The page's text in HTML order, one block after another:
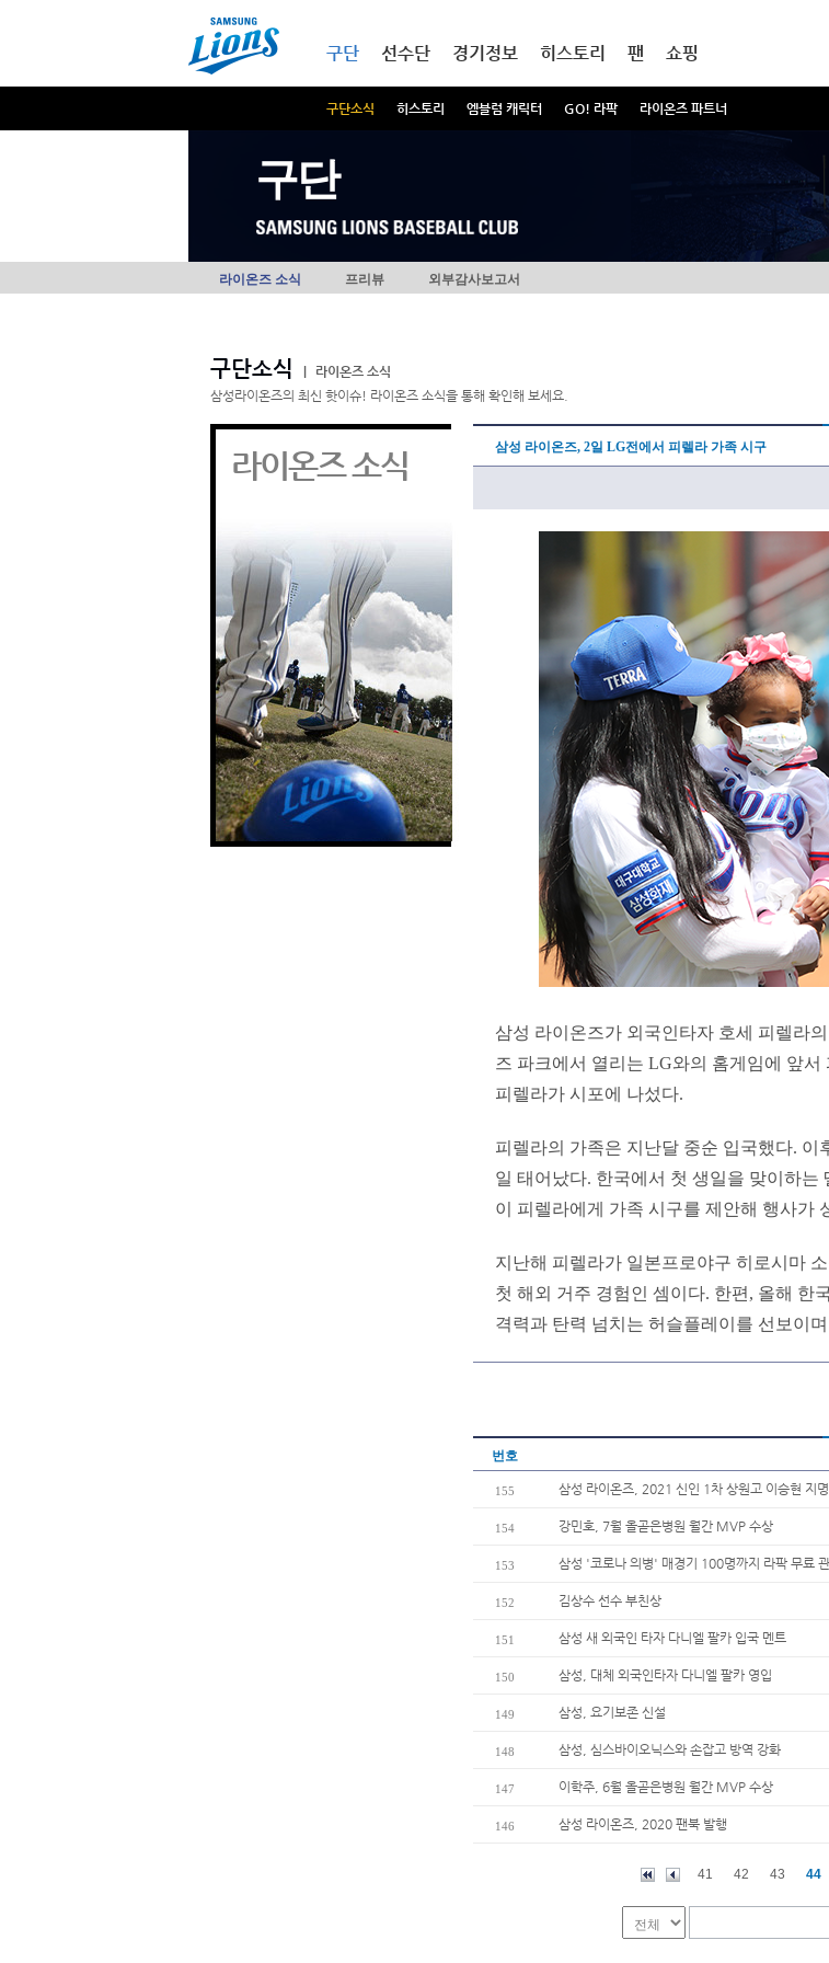
구단
구단소식 히스토리 엠블럼 캐릭터 GO! 라팍 라이온즈 파트너
선수단 경기정보 히스토리 팬 쇼핑
구단
라이온즈 소식 프리뷰 외부감사보고서
구단소식
라이온즈 소식
삼성라이온즈의 최신 핫이슈! 라이온즈 소식을 통해 확인해 보세요.
라이온즈 소식 삼성 라이온즈, 2일 LG전에서 피렐라 가족 시구
삼성 라이온즈가 외국인타자 호세 피렐라
즈 파크에서 열리는 LG와의 홈게임에 앞
피렐라가 시포에 나섰다.
피렐라의 가족은 지난달 중순 입국했다. 이
일 태어났다. 한국에서 첫 생일을 맞이하는
이 피렐라에게 가족 시구를 제안해 행사가
지난해 피렐라가 일본프로야구 히로시마
첫 해외 거주 경험인 셈이다. 한편, 올해 한
격력과 탄력 넘치는 허슬플레이를 선보이
번호
155 삼성 라이온즈, 2021 신인 1차 상원고 이승현 지명
154 강민호, 7월 올곧은병원 월간 MVP 수상
153 삼성 '코로나 의병' 매경기 100명까지 라팍 무료
152 김상수 선수 부친상
151 삼성 새 외국인 타자 다니엘 팔카 입국 멘트
150 삼성, 대체 외국인타자 다니엘 팔카 영입
149 삼성, 요기보존 신설
148 삼성, 심스바이오닉스와 손잡고 방역 강화
147 이학주, 6월 올곧은병원 월간 MVP 수상
146 삼성 라이온즈, 2020 팬북 발행
41 42 43 44